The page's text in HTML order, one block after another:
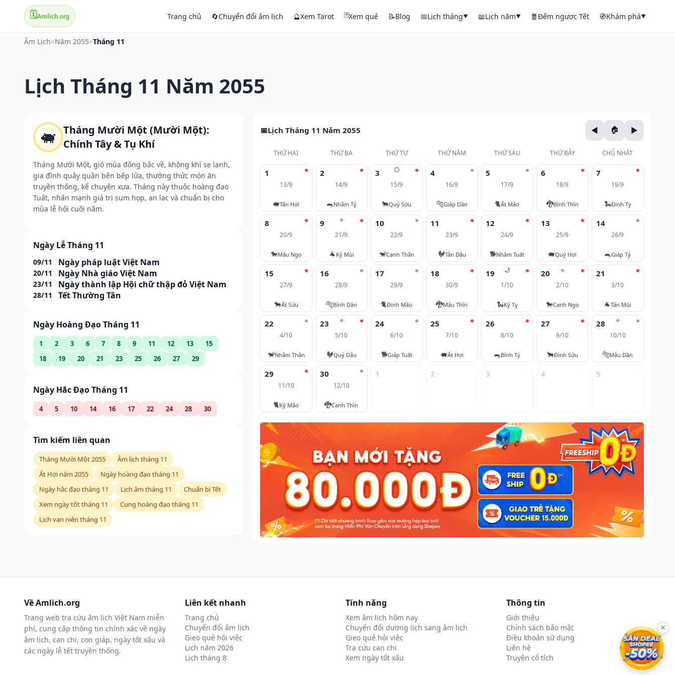
🗓️Amlich.org Trang chủ 🔄Chuyển đổi âm lịch 🔮Xem Tarot 🃏Xem quẻ 📝Blog 📅Lịch tháng▼ 📖Lịch năm▼ 🧧Đếm ngược Tết 🧭Khám phá▼
Âm Lịch>Năm 2055>Tháng 11
Lịch Tháng 11 Năm 2055
🐖 Tháng Mười Một (Mười Một):
Chính Tây & Tụ Khí
Tháng Mười Một, gió mùa đông bắc về, không khí se lạnh,
gia đình quây quần bên bếp lửa, thưởng thức món ăn
truyền thống, kể chuyện xưa. Tháng này thuộc hoàng đạo
Tuất, nhấn mạnh giá trị sum họp, an lạc và chuẩn bị cho
mùa lễ hội cuối năm.
Ngày Lễ Tháng 11
09/11 Ngày pháp luật Việt Nam
20/11 Ngày Nhà giáo Việt Nam
23/11 Ngày thành lập Hội chữ thập đỏ Việt Nam
28/11 Tết Thường Tân
Ngày Hoàng Đạo Tháng 11
1 2 3 6 7 8 9 11 12 13
15
18
19 20 21 23 25 26 27 29
Ngày Hắc Đạo Tháng 11
4 5 10 14 16 17 22 24 28 30
Tìm kiếm liên quan
Tháng Mười Một 2055
Âm lịch tháng 11
Ất Hợi năm 2055
Ngày hoàng đạo tháng 11
Ngày hắc đạo tháng 11
Lịch âm tháng 11
Chuẩn bị Tết
Xem ngày tốt tháng 11
Cung hoàng đạo tháng 11
Lịch vạn niên tháng 11
Lịch Tháng 11 Năm 2055
THỨ HAI THỨ BA THỨ TƯ THỨ NĂM THỨ SÁU THỨ BẢY CHỦ NHẬT
1
13/9
🐖Tân Hợi
2
14/9
🐀Nhâm Tý
🌕
3
15/9
🐂Quý Sửu
4
16/9
🐅Giáp Dần
5
17/9
🐈Ất Mão
6
18/9
🐉Bính Thìn
7
19/9
🐍Đinh Tỵ
8
20/9
🐎Mậu Ngọ
⭐
9
21/9
🐐 Kỷ Mùi
10
22/9
🐒Canh Thân
11
23/9
🐓Tân Dậu
12
24/9
🐕Nhâm Tuất
13
25/9
🐖Quý Hợi
14
26/9
🐀Giáp Tý
15
27/9
🐂Ất Sửu
16
28/9
🐅Bính Dần
17
29/9
🐈Đinh Mão
18
30/9
🐉Mậu Thìn
🌙
19
1/10
🐍Kỷ Tỵ
⭐
20
2/10
🐎Canh Ngọ
21
3/10
🐐Tân Mùi
22
4/10
🐒Nhâm Thân
⭐
23
5/10
🐓Quý Dậu
24
6/10
🐕Giáp Tuất
25
7/10
🐖Ất Hợi
26
8/10
🐀Bính Tý
27
9/10
🐂Đinh Sửu
⭐
28
10/10
🐅Mậu Dần
29
11/10
🐈Kỷ Mão
30
12/10
🐉Canh Thìn
1 2 3 4 5
Về Amlich.org
Trang web tra cứu âm lịch Việt Nam miễn
phí, cung cấp thông tin chính xác về ngày
âm lịch, can chi, con giáp, ngày tốt xấu và
các ngày lễ tết truyền thống.
Liên kết nhanh
Trang chủ
Chuyển đổi âm lịch
Gieo quẻ hỏi việc
Lịch năm 2026
Lịch tháng 8
Tính năng
Xem âm lịch hôm nay
Chuyển đổi dương lịch sang âm lịch
Gieo quẻ hỏi việc
Tra cứu can chi
Xem ngày tốt xấu
Thông tin
Giới thiệu
Chính sách bảo mật
Điều khoản sử dụng
Liên hệ
Truyện cổ tích
×